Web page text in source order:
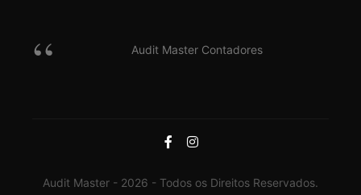
Audit Master Contadores
Audit Master - 2026 - Todos os Direitos Reservados.